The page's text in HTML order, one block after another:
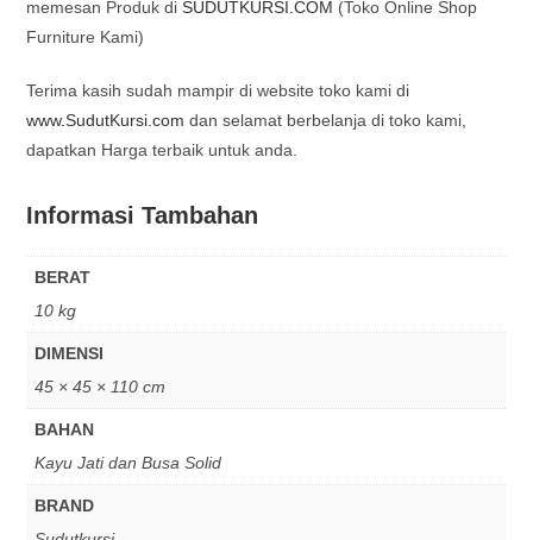
memesan Produk diSUDUTKURSI.COM (Toko Online Shop
Furniture Kami)
Terima kasih sudah mampir di website toko kami di
www.SudutKursi.com dan selamat berbelanja di toko kami,
dapatkan Harga terbaik untuk anda.
Informasi Tambahan
BERAT
10 kg
DIMENSI
45 × 45 × 110 cm
BAHAN
Kayu Jati dan Busa Solid
BRAND